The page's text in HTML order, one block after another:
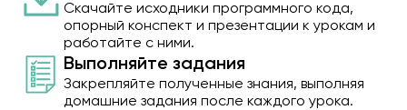
Скачайте исходники программного кода,
опорный конспект и презентации к урокам и
работайте с ними.
Выполняйте задания
Закрепляйте полученные знания, выполняя
домашние задания после каждого урока.